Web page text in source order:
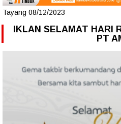
Tayang 08/12/2023
IKLAN SELAMAT HARI
PT